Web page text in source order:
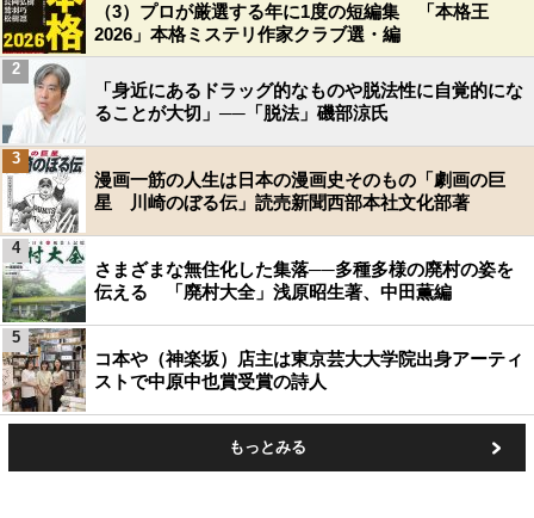
（3）プロが厳選する年に1度の短編集 「本格王
2026」本格ミステリ作家クラブ選・編
「身近にあるドラッグ的なものや脱法性に自覚的にな
ることが大切」──「脱法」磯部涼氏
2
漫画一筋の人生は日本の漫画史そのもの「劇画の巨
星 川崎のぼる伝」読売新聞西部本社文化部著
3
さまざまな無住化した集落──多種多様の廃村の姿を
伝える 「廃村大全」浅原昭生著、中田薫編
4
コ本や（神楽坂）店主は東京芸大大学院出身アーティ
ストで中原中也賞受賞の詩人
5
もっとみる